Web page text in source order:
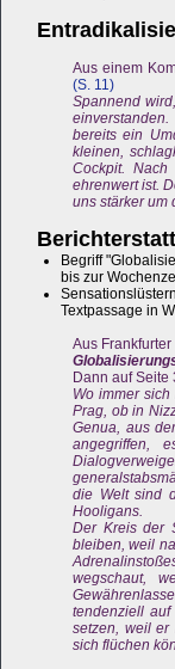
Aus einem
(S. 11)
Spannend
bereits ein
kleinen,
Cockpit.
ehrenwert ist.
uns stärker um
Begriff
bis zur
Textpassage in
Aus
Dann auf Seite
Wo immer
Prag, ob in
Genua, aus
angegriffen,
die Welt sind
Hooligans.
Der Kreis der
bleiben, weil
wegschaut,
tendenziell
setzen, weil er
sich flüchen